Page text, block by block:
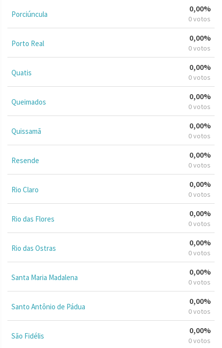
Porciúncula
0,00%
0 votos
Porto Real
0,00%
0 votos
Quatis
0,00%
0 votos
Queimados
0,00%
0 votos
Quissamã
0,00%
0 votos
Resende
0,00%
0 votos
Rio Claro
0,00%
0 votos
Rio das Flores
0,00%
0 votos
Rio das Ostras
0,00%
0 votos
Santa Maria Madalena
0,00%
0 votos
Santo Antônio de Pádua
0,00%
0 votos
São Fidélis
0,00%
0 votos